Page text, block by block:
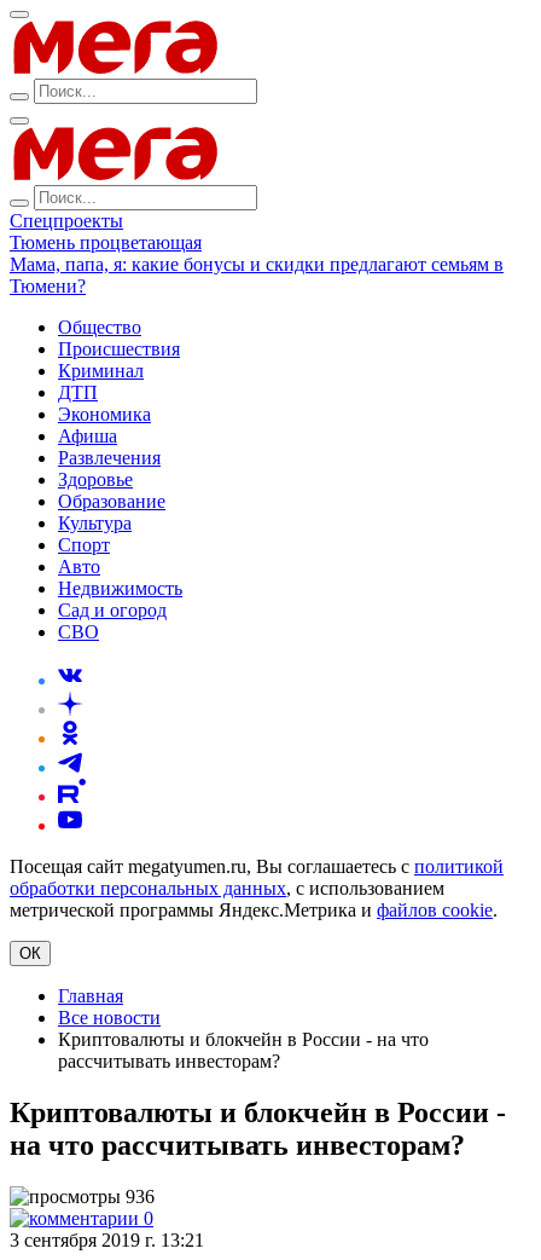
Спецпроекты
Тюмень процветающая
Мама, папа, я: какие бонусы и скидки предлагают семьям в
Тюмени?
Общество
Происшествия
Криминал
ДТП
Экономика
Афиша
Развлечения
Здоровье
Образование
Культура
Спорт
Авто
Недвижимость
Сад и огород
СВО
Посещая сайт megatyumen.ru, Вы соглашаетесь с политикой
обработки персональных данных, с использованием
метрической программы Яндекс.Метрика и файлов cookie.
ОК
Главная
Все новости
Криптовалюты и блокчейн в России - на что
рассчитывать инвесторам?
Криптовалюты и блокчейн в России -
на что рассчитывать инвесторам?
936
0
3 сентября 2019 г. 13:21